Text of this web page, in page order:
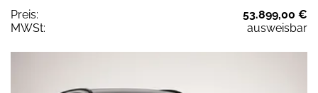
Preis:
53.899,00 €
MWSt:
ausweisbar